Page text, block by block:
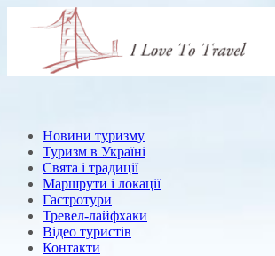
Новини туризму
Туризм в Україні
Свята і традиції
Маршрути і локації
Гастротури
Тревел-лайфхаки
Відео туристів
Контакти